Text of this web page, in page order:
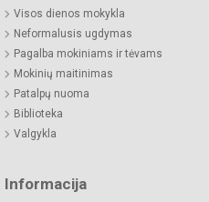
Visos dienos mokykla
Neformalusis ugdymas
Pagalba mokiniams ir tėvams
Mokinių maitinimas
Patalpų nuoma
Biblioteka
Valgykla
Informacija